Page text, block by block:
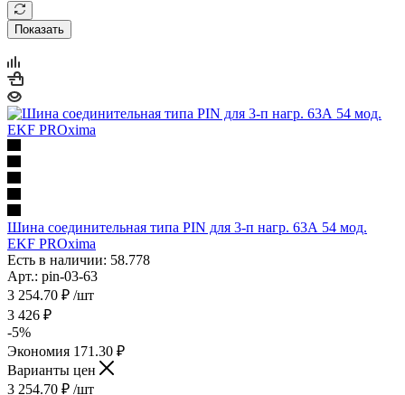
Показать
Шина соединительная типа PIN для 3-п нагр. 63А 54 мод.
EKF PROxima
Есть в наличии: 58.778
Арт.: pin-03-63
3 254.70 ₽ /шт
3 426 ₽
-5%
Экономия 171.30 ₽
Варианты цен
3 254.70 ₽ /шт